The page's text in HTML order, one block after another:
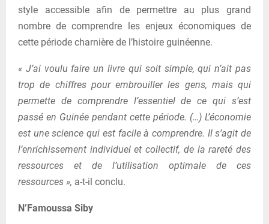
style accessible afin de permettre au plus grand
nombre de comprendre les enjeux économiques de
cette période charnière de l’histoire guinéenne.
« J’ai voulu faire un livre qui soit simple, qui n’ait pas
trop de chiffres pour embrouiller les gens, mais qui
permette de comprendre l’essentiel de ce qui s’est
passé en Guinée pendant cette période. (…) L’économie
est une science qui est facile à comprendre. Il s’agit de
l’enrichissement individuel et collectif, de la rareté des
ressources et de l’utilisation optimale de ces
ressources », a-t-il conclu.
N’Famoussa Siby